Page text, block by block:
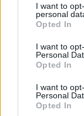
I want to
personal
Opted In
I want to
Personal
Opted In
I want to
Personal
Opted In